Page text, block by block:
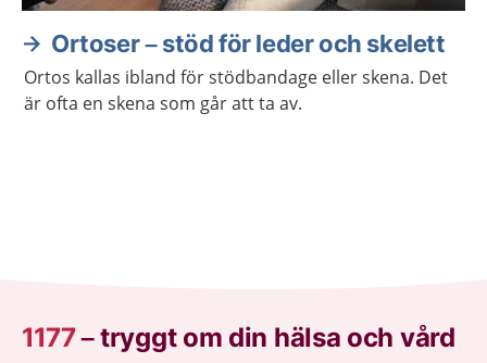
Ortoser – stöd för leder och skelett
Ortos kallas ibland för stödbandage eller skena. Det
är ofta en skena som går att ta av.
1177–tryggt om din hälsa och vård